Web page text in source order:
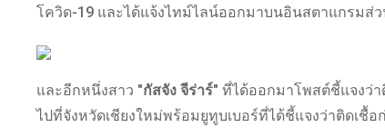
โควิด-19 และได้แจ้งไทม์ไลน์ออกมาบนอินสตาแกรมส่
และอีกหนึ่งสาว "กัสจัง จีร่าร์" ที่ได้ออกมาโพสต์ชี้แจงว่า
ไปที่จังหวัดเชียงใหม่พร้อมยูทูบเบอร์ที่ได้ชี้แจงว่าติดเชื้